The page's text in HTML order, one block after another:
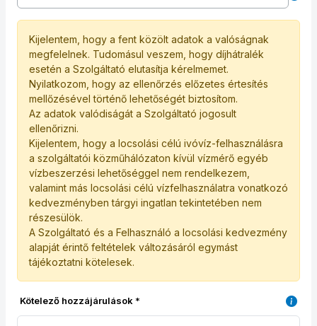
Kijelentem, hogy a fent közölt adatok a valóságnak
megfelelnek. Tudomásul veszem, hogy díjhátralék
esetén a Szolgáltató elutasítja kérelmemet.
Nyilatkozom, hogy az ellenőrzés előzetes értesítés
mellőzésével történő lehetőségét biztosítom.
Az adatok valódiságát a Szolgáltató jogosult
ellenőrizni.
Kijelentem, hogy a locsolási célú ivóvíz-felhasználásra
a szolgáltatói közműhálózaton kívül vízmérő egyéb
vízbeszerzési lehetőséggel nem rendelkezem,
valamint más locsolási célú vízfelhasználatra vonatkozó
kedvezményben tárgyi ingatlan tekintetében nem
részesülök.
A Szolgáltató és a Felhasználó a locsolási kedvezmény
alapját érintő feltételek változásáról egymást
tájékoztatni kötelesek.
Kötelező hozzájárulások *